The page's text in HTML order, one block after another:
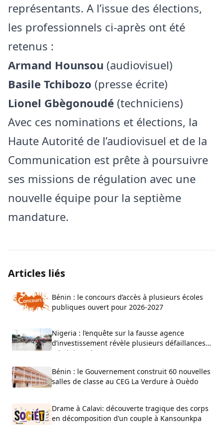
représentants. A l’issue des élections,
les professionnels ci-après ont été
retenus :
Armand Hounsou (audiovisuel)
Basile Tchibozo (presse écrite)
Lionel Gbègonoudé (techniciens)
Avec ces nominations et élections, la
Haute Autorité de l’audiovisuel et de la
Communication est prête à poursuivre
ses missions de régulation avec une
nouvelle équipe pour la septième
mandature.
Articles liés
Bénin : le concours d’accès à plusieurs écoles
publiques ouvert pour 2026-2027
Nigeria : l’enquête sur la fausse agence
d’investissement révèle plusieurs défaillances
administratives
Bénin : le Gouvernement construit 60 nouvelles
salles de classe au CEG La Verdure à Ouèdo
Drame à Calavi: découverte tragique des corps
en décomposition d’un couple à Kansounkpa